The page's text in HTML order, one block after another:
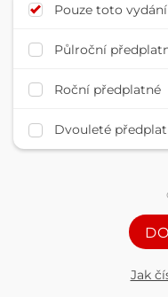
Pouze toto vydání
Půlroční
Roční předplatné
Dvouleté
Jak